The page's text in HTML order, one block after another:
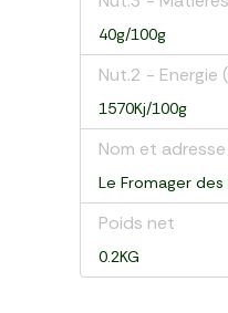
40g/100g
Nut.2 - Energie
1570Kj/100g
Nom et
Le Fromager
Poids net
0.2KG